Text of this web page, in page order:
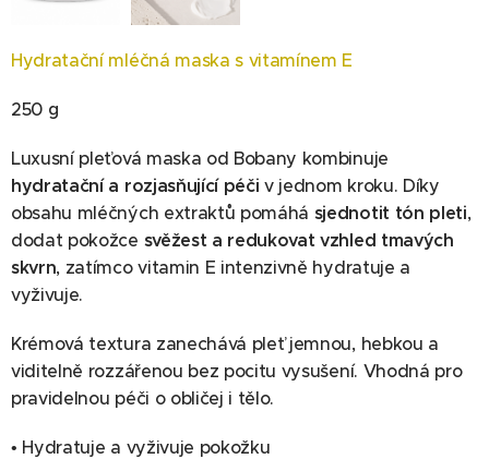
Hydratační mléčná maska s vitamínem E
250 g
Luxusní pleťová maska od Bobany kombinuje
hydratační a rozjasňující péči v jednom kroku. Díky
obsahu mléčných extraktů pomáhá sjednotit tón pleti,
dodat pokožce svěžest a redukovat vzhled tmavých
skvrn, zatímco vitamin E intenzivně hydratuje a
vyživuje.
Krémová textura zanechává pleť jemnou, hebkou a
viditelně rozzářenou bez pocitu vysušení. Vhodná pro
pravidelnou péči o obličej i tělo.
• Hydratuje a vyživuje pokožku